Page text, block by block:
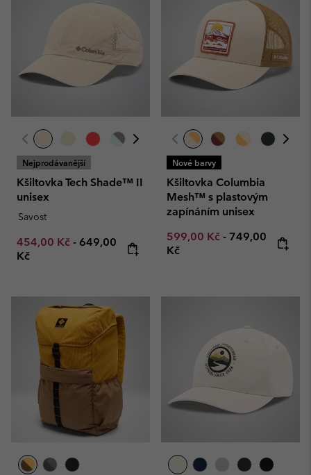
Nejprodávanější
Kšiltovka Tech Shade™ II
unisex
Savost
Minimum sale price:
454,00 Kč - Maximum price:
649,00
Kč
Nové barvy
Kšiltovka Columbia
Mesh™ s plastovým
zapínáním unisex
Minimum sale price:
599,00 Kč - Maximum
749,00
Kč